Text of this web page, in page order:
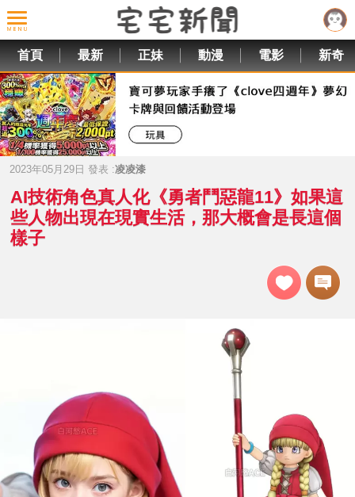
首頁 最新 正妹 動漫 電影 新奇
2023年05月29日 發表 :凌凌漆
AI技術角色真人化《勇者鬥惡龍11》如果這
些人物出現在現實生活，那大概會是長這個
樣子